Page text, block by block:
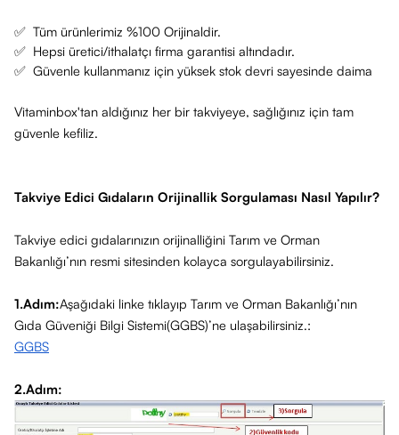
✅ Tüm ürünlerimiz %100 Orijinaldir.
✅ Hepsi üretici/ithalatçı firma garantisi altındadır.
✅ Güvenle kullanmanız için yüksek stok devri sayesinde daima
Vitaminbox'tan aldığınız her bir takviyeye, sağlığınız için tam
güvenle kefiliz.
Takviye Edici Gıdaların Orijinallik Sorgulaması Nasıl Yapılır?
Takviye edici gıdalarınızın orijinalliğini Tarım ve Orman
Bakanlığı’nın resmi sitesinden kolayca sorgulayabilirsiniz.
1.Adım:Aşağıdaki linke tıklayıp Tarım ve Orman Bakanlığı’nın
Gıda Güveniği Bilgi Sistemi(GGBS)’ne ulaşabilirsiniz.:
GGBS
2.Adım: